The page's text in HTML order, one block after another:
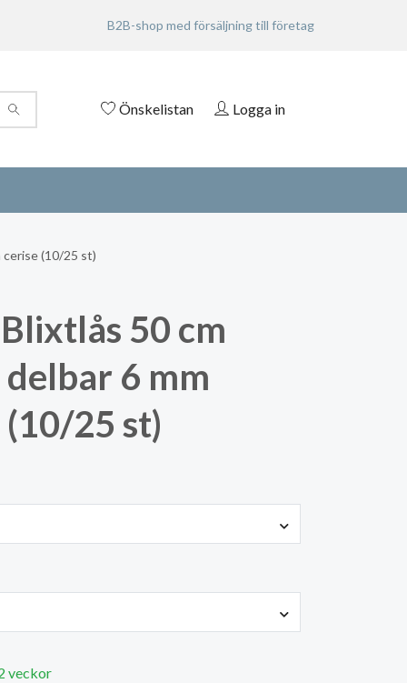
B2B-shop med försäljning till företag
Önskelistan Logga in
cerise (10/25 st)
50 cm
6 mm
25 st)
veckor